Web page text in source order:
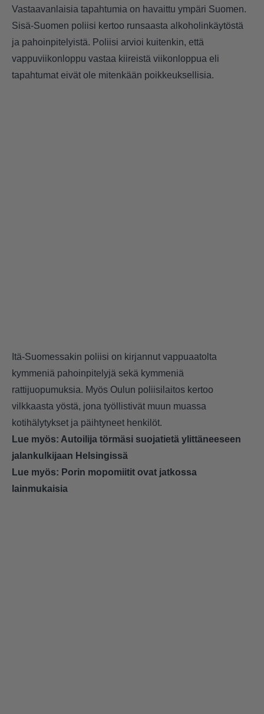
Vastaavanlaisia tapahtumia on havaittu ympäri Suomen.
Sisä-Suomen poliisi kertoo runsaasta alkoholinkäytöstä
ja pahoinpitelyistä. Poliisi arvioi kuitenkin, että
vappuviikonloppu vastaa kiireistä viikonloppua eli
tapahtumat eivät ole mitenkään poikkeuksellisia.
Itä-Suomessakin poliisi on kirjannut vappuaatolta
kymmeniä pahoinpitelyjä sekä kymmeniä
rattijuopumuksia. Myös Oulun poliisilaitos kertoo
vilkkaasta yöstä, jona työllistivät muun muassa
kotihälytykset ja päihtyneet henkilöt.
Lue myös: Autoilija törmäsi suojatietä ylittäneeseen
jalankulkijaan Helsingissä
Lue myös: Porin mopomiitit ovat jatkossa
lainmukaisia